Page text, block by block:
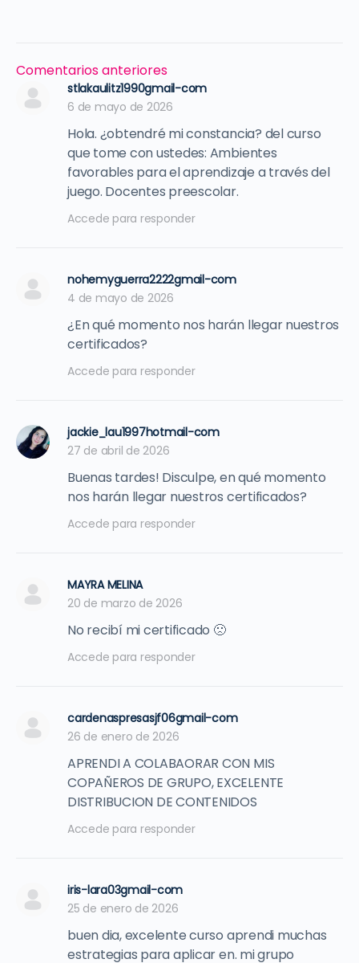
Navegación
de
comentarios
Comentarios anteriores
stlakaulitz1990gmail-com
6 de mayo de 2026
Hola. ¿obtendré mi constancia? del curso
que tome con ustedes: Ambientes
favorables para el aprendizaje a través del
juego. Docentes preescolar.
Accede para responder
nohemyguerra2222gmail-com
4 de mayo de 2026
¿En qué momento nos harán llegar nuestros
certificados?
Accede para responder
jackie_lau1997hotmail-com
27 de abril de 2026
Buenas tardes! Disculpe, en qué momento
nos harán llegar nuestros certificados?
Accede para responder
MAYRA MELINA
20 de marzo de 2026
No recibí mi certificado 🙁
Accede para responder
cardenaspresasjf06gmail-com
26 de enero de 2026
APRENDI A COLABAORAR CON MIS
COPAÑEROS DE GRUPO, EXCELENTE
DISTRIBUCION DE CONTENIDOS
Accede para responder
iris-lara03gmail-com
25 de enero de 2026
buen dia, excelente curso aprendi muchas
estrategias para aplicar en. mi grupo